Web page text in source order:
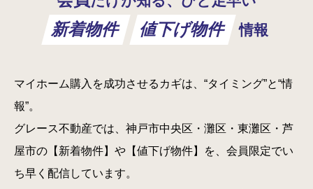
新着物件 値下げ物件 情報
マイホーム購入を成功させるカギは、“タイミング”と“情
報”。
グレース不動産では、神戸市中央区・灘区・東灘区・芦
屋市の【新着物件】や【値下げ物件】を、会員限定でい
ち早く配信しています。